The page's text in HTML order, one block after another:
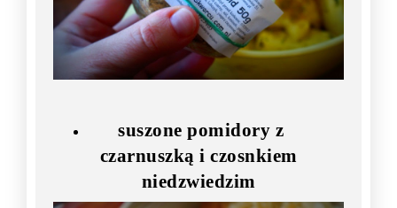
suszone pomidory z
czarnuszką i czosnkiem
niedzwiedzim